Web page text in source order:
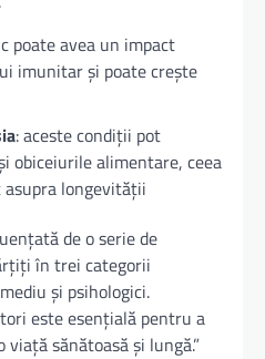
poate avea un impact
imunitar și poate crește
: aceste condiții pot
obiceiurile alimentare, ceea
asupra longevității
de o serie de
în trei categorii
și psihologici.
este esențială pentru a
sănătoasă și lungă.”